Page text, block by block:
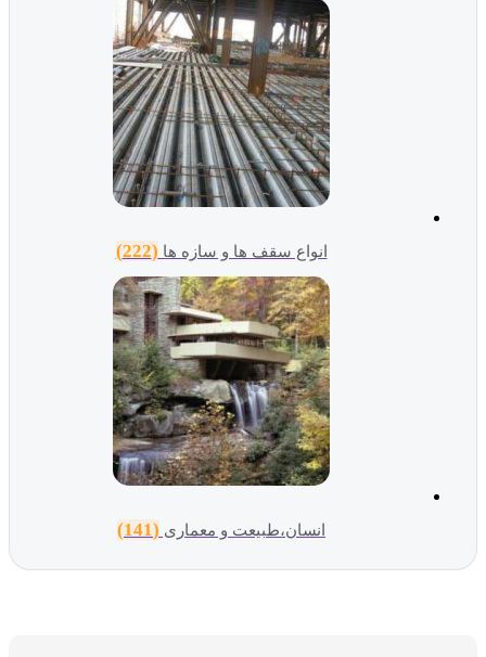
انواع سقف ها و سازه ها (222)
انسان،طبیعت و معماری (141)